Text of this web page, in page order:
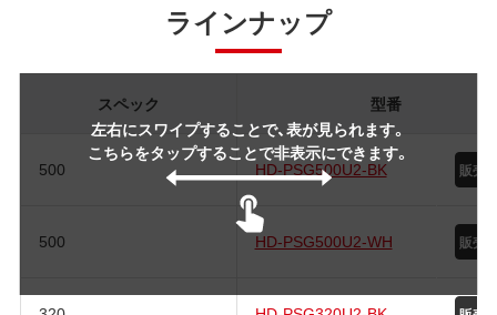
ラインナップ
左右にスワイプすることで、表が見られます。
こちらをタップすることで非表示にできます。
スペック 型番
500 HD-PSG500U2-BK
500 HD-PSG500U2-WH